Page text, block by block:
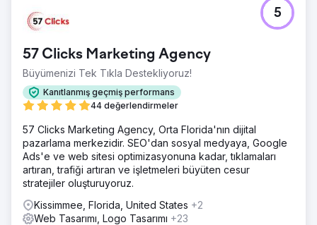
57 Clicks Marketing Agency
Büyümenizi Tek Tıkla Destekliyoruz!
Kanıtlanmış geçmiş performans
44 değerlendirmeler
5
57 Clicks Marketing Agency, Orta Florida'nın dijital
pazarlama merkezidir. SEO'dan sosyal medyaya, Google
Ads'e ve web sitesi optimizasyonuna kadar, tıklamaları
artıran, trafiği artıran ve işletmeleri büyüten cesur
stratejiler oluşturuyoruz.
Kissimmee, Florida, United States +2
Web Tasarımı, Logo Tasarımı +23